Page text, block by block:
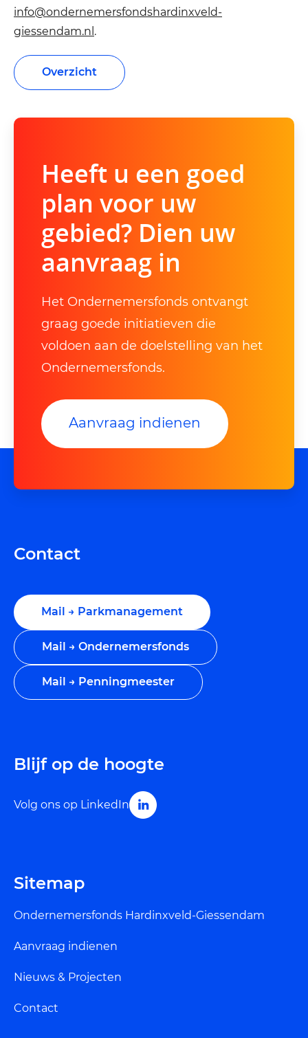
info@ondernemersfondshardinxveld-
giessendam.nl .
Overzicht
Heeft u een goed
plan voor uw
gebied? Dien uw
aanvraag in
Het Ondernemersfonds ontvangt
graag goede initiatieven die
voldoen aan de doelstelling van het
Ondernemersfonds.
Aanvraag indienen
Contact
Mail → Parkmanagement
Mail → Ondernemersfonds
Mail → Penningmeester
Blijf op de hoogte
Volg ons op LinkedIn
Sitemap
Ondernemersfonds Hardinxveld-Giessendam
Aanvraag indienen
Nieuws & Projecten
Contact